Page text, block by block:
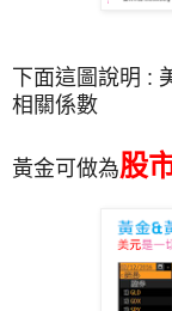
下面這圖說明 :
相關係數
黃金可做為股